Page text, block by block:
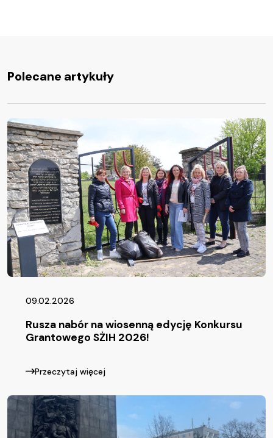
Polecane artykuły
09.02.2026
Rusza nabór na wiosenną edycję Konkursu
Grantowego SŻIH 2026!
Przeczytaj więcej